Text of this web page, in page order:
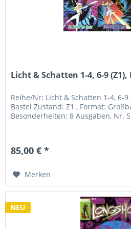
Licht & Schatten 1-4, 6-9 (Z1),
Reihe/Nr: Licht & Schatten 1-4, 6-
Bastei Zustand: Z1 , Format:
Besonderheiten: 8 Ausgaben, Nr. 5
85,00 € *
Merken
NEU